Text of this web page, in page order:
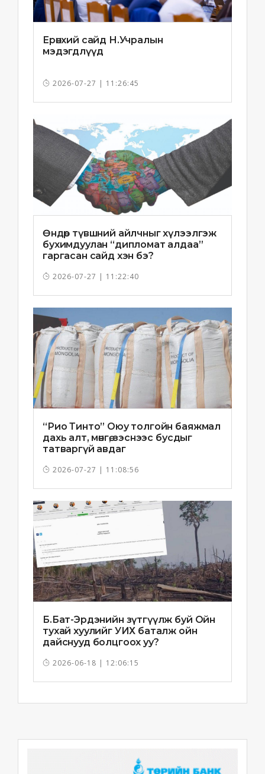
Ерөнхий сайд Н.Учралын
мэдэгдлүүд
2026-07-27 | 11:26:45
Өндөр түвшний айлчныг хүлээлгэж
бухимдуулан “дипломат алдаа”
гаргасан сайд хэн бэ?
2026-07-27 | 11:22:40
“Рио Тинто” Оюу толгойн баяжмал
дахь алт, мөнгө, зэснээс бусдыг
татваргүй авдаг
2026-07-27 | 11:08:56
Б.Бат-Эрдэнийн зүтгүүлж буй Ойн
тухай хуулийг УИХ баталж ойн
дайснууд болцгоох уу?
2026-06-18 | 12:06:15